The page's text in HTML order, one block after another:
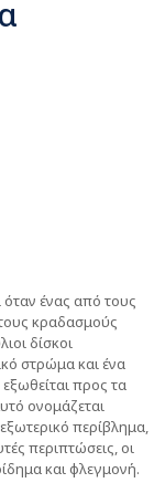
ένας από τους
κραδασμούς
δίσκοι
στρώμα και ένα
προς τα
ονομάζεται
περίβλημα,
περιπτώσεις, οι
και φλεγμονή.